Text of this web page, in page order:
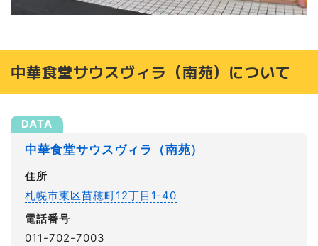
中華食堂サウスヴィラ（南苑）について
中華食堂サウスヴィラ（南苑）
住所
札幌市東区苗穂町12丁目1-40
電話番号
011-702-7003